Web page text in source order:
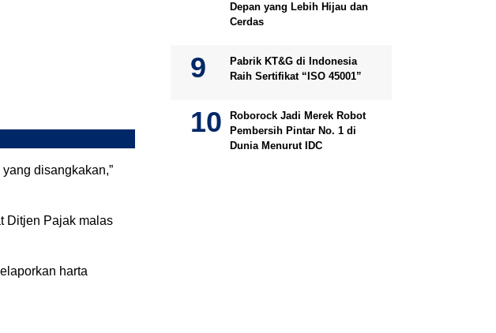
disangkakan,”
Ditjen Pajak malas
harta
Depan yang Lebih Hijau dan
Cerdas
Pabrik KT&G di Indonesia
Raih Sertifikat “ISO 45001”
Roborock Jadi Merek Robot
Pembersih Pintar No. 1 di
Dunia Menurut IDC